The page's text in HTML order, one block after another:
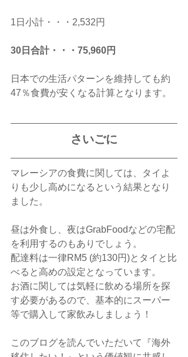
1日小計・・・2,532円
30日合計・・・75,960円
日本での生活パターンを維持しても約
47％食費が安くなる計算となります。
さいごに
マレーシアの食費に関しては、タイよ
りも少し高めになるという結果となり
ました。
昼は外食し、夜はGrabFoodなどの宅配
を利用するのもありでしょう。
配達料は一律RM5 (約130円)とタイと比
べると高めの設定となっています。
お酒に関しては気軽に飲める場所を探
す必要があるので、基本的にスーパー
等で購入して家飲みしましょう！
このブログを読んでいただいて『海外